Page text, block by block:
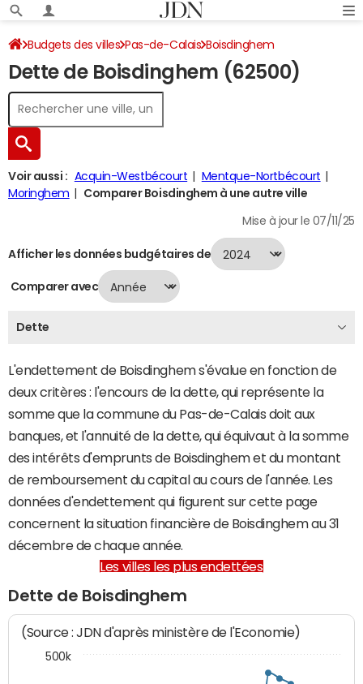
Budgets des villes Pas-de-Calais Boisdinghem
Dette au 31/12/2024
Dette de Boisdinghem (62500)
Voir aussi : Acquin-Westbécourt
Mentque-Nortbécourt
Moringhem
Comparer Boisdinghem à une autre ville
Mise à jour le 07/11/25
Afficher les données budgétaires de
Comparer avec
Dette
L'endettement de Boisdinghem s'évalue en fonction de
deux critères : l'encours de la dette, qui représente la
somme que la commune du Pas-de-Calais doit aux
banques, et l'annuité de la dette, qui équivaut à la somme
des intérêts d'emprunts de Boisdinghem et du montant
de remboursement du capital au cours de l'année. Les
données d'endettement qui figurent sur cette page
concernent la situation financière de Boisdinghem au 31
décembre de chaque année.
Les villes les plus endettées
Dette de Boisdinghem
(Source : JDN d'après ministère de l'Economie)
500k